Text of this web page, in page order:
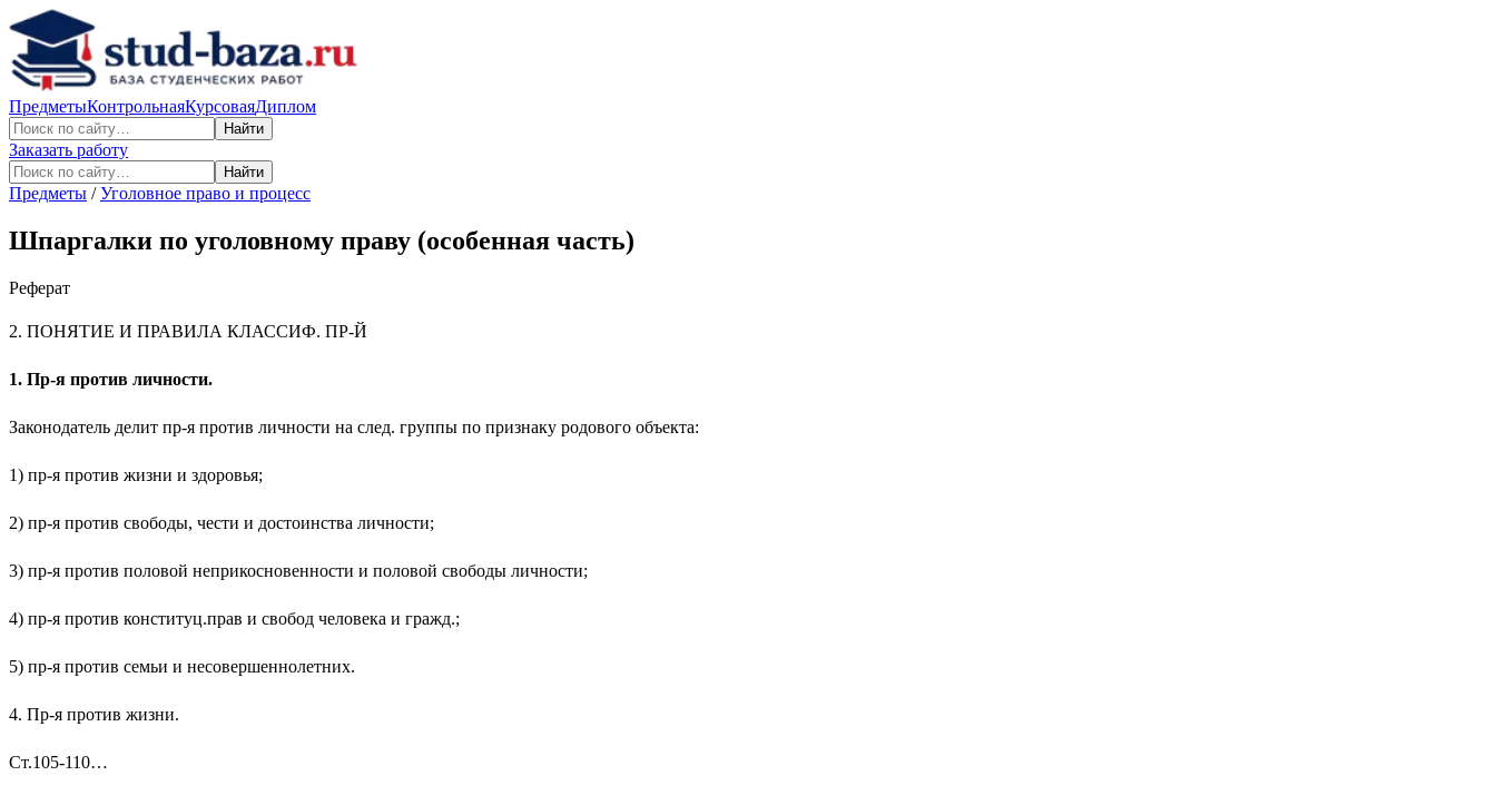
ПредметыКонтрольнаяКурсоваяДиплом
Найти
Заказать работу
Найти
Предметы /Уголовное право и процесс
Шпаргалки по уголовному праву (особенная часть)
Реферат
2. ПОНЯТИЕ И ПРАВИЛА КЛАССИФ. ПР-Й
1. Пр-я против личности.
Законодатель делит пр-я против личности на след. группы по признаку родового объекта:
1) пр-я против жизни и здоровья;
2) пр-я против свободы, чести и досто­инства личности;
3) пр-я против половой неприкосновенности и половой свободы личности;
4) пр-я про­тив конституц.прав и свобод чело­века и гражд.;
5) пр-я про­тив семьи и несовершеннолетних.
4. Пр-я против жизни.
Ст.105-110…